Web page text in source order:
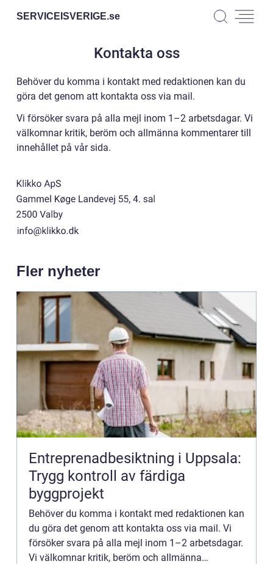
SERVICEISVERIGE.se
Kontakta oss
Behöver du komma i kontakt med redaktionen kan du
göra det genom att kontakta oss via mail.
Vi försöker svara på alla mejl inom 1–2 arbetsdagar. Vi
välkomnar kritik, beröm och allmänna kommentarer till
innehållet på vår sida.
Fler nyheter
Entreprenadbesiktning i Uppsala:
Trygg kontroll av färdiga
byggprojekt
Behöver du komma i kontakt med redaktionen kan
du göra det genom att kontakta oss via mail. Vi
försöker svara på alla mejl inom 1–2 arbetsdagar.
Vi välkomnar kritik, beröm och allmänna